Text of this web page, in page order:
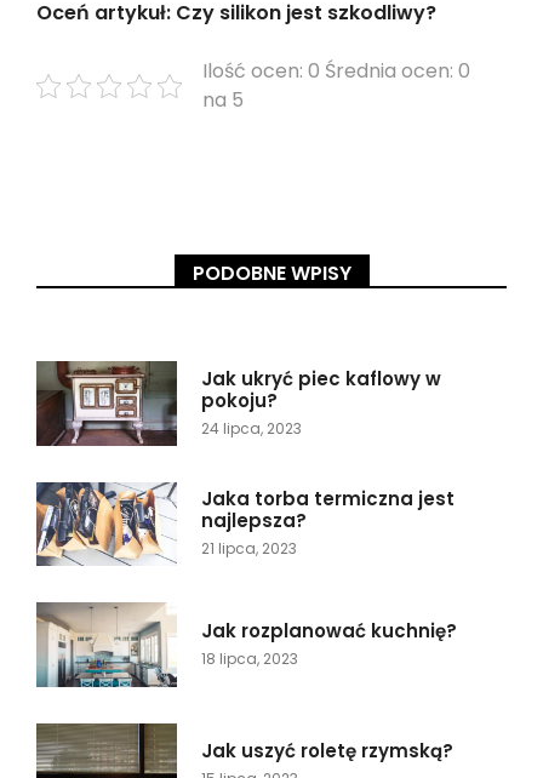
Oceń artykuł: Czy silikon jest szkodliwy?
Ilość ocen: 0 Średnia ocen: 0
na 5
PODOBNE WPISY
Jak ukryć piec kaflowy w
pokoju?
24 lipca, 2023
Jaka torba termiczna jest
najlepsza?
21 lipca, 2023
Jak rozplanować kuchnię?
18 lipca, 2023
Jak uszyć roletę rzymską?